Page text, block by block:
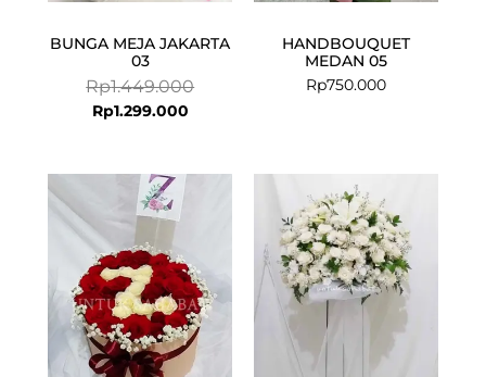
BUNGA MEJA JAKARTA
03
Rp1.449.000
Rp1.299.000
HANDBOUQUET
MEDAN 05
Rp750.000